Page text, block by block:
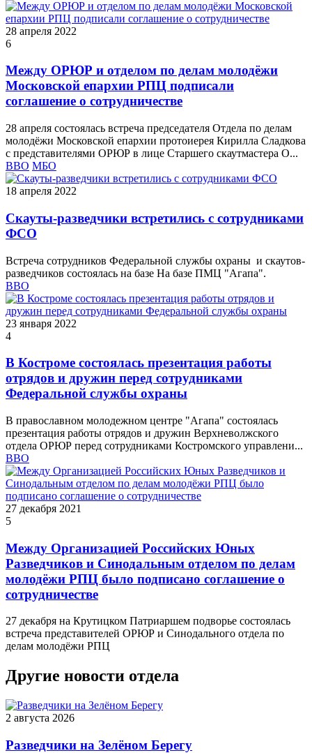
28 апреля 2022
6
Между ОРЮР и отделом по делам молодёжи
Московской епархии РПЦ подписали
соглашение о сотрудничестве
28 апреля состоялась встреча председателя Отдела по делам
молодёжи Московской епархии протоиерея Кирилла Сладкова
с представителями ОРЮР в лице Старшего скаутмастера О...
ВВО МБО
18 апреля 2022
Скауты-разведчики встретились с сотрудниками
ФСО
Встреча сотрудников Федеральной службы охраны и скаутов-
разведчиков состоялась на базе На базе ПМЦ "Агапа".
ВВО
23 января 2022
4
В Костроме состоялась презентация работы
отрядов и дружин перед сотрудниками
Федеральной службы охраны
В православном молодежном центре "Агапа" состоялась
презентация работы отрядов и дружин Верхневолжского
отдела ОРЮР перед сотрудниками Костромского управлени...
ВВО
27 декабря 2021
5
Между Организацией Российских Юных
Разведчиков и Синодальным отделом по делам
молодёжи РПЦ было подписано соглашение о
сотрудничестве
27 декабря на Крутицком Патриаршем подворье состоялась
встреча представителей ОРЮР и Синодального отдела по
делам молодёжи РПЦ
Другие новости отдела
2 августа 2026
Разведчики на Зелёном Берегу